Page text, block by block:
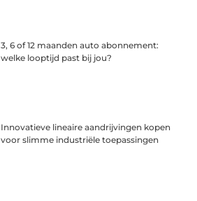
3, 6 of 12 maanden auto abonnement:
welke looptijd past bij jou?
Innovatieve lineaire aandrijvingen kopen
voor slimme industriële toepassingen